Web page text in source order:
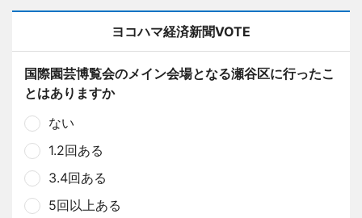
ヨコハマ経済新聞VOTE
国際園芸博覧会のメイン会場となる瀬谷区に行ったこ
とはありますか
ない
1.2回ある
3.4回ある
5回以上ある